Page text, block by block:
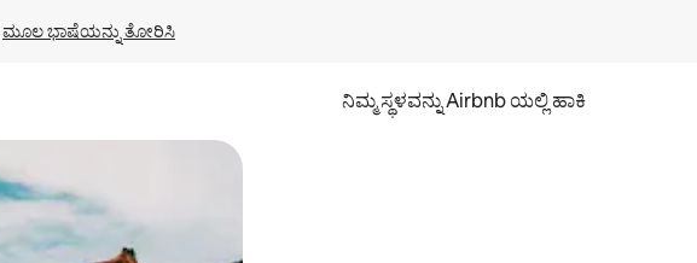
ಮೂಲ ಭಾಷೆಯನ್ನು ತೋರಿಸಿ
ನಿಮ್ಮ ಸ್ಥಳವನ್ನು Airbnb ಯಲ್ಲಿ ಹಾಕಿ